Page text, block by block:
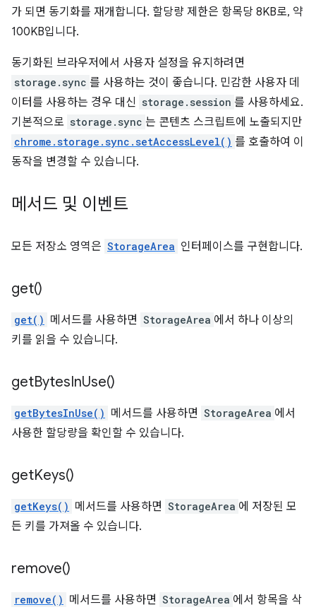
가 되면 동기화를 재개합니다. 할당량 제한은 항목당 8KB로, 약
100KB입니다.
동기화된 브라우저에서 사용자 설정을 유지하려면
storage.sync 를 사용하는 것이 좋습니다. 민감한 사용자 데
이터를 사용하는 경우 대신 storage.session 를 사용하세요.
기본적으로 storage.sync 는 콘텐츠 스크립트에 노출되지만
chrome.storage.sync.setAccessLevel() 를 호출하여 이
동작을 변경할 수 있습니다.
메서드 및 이벤트
모든 저장소 영역은 StorageArea 인터페이스를 구현합니다.
get()
get() 메서드를 사용하면 StorageArea 에서 하나 이상의
키를 읽을 수 있습니다.
getBytesInUse()
getBytesInUse() 메서드를 사용하면 StorageArea 에서
사용한 할당량을 확인할 수 있습니다.
getKeys()
getKeys() 메서드를 사용하면 StorageArea 에 저장된 모
든 키를 가져올 수 있습니다.
remove()
remove() 메서드를 사용하면 StorageArea 에서 항목을 삭